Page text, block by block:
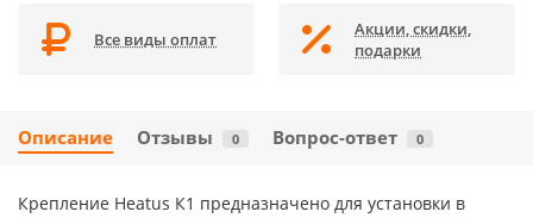
Все виды оплат
Акции, скидки,
подарки
Описание Отзывы 0 Вопрос-ответ 0
Крепление Heatus К1 предназначено для установки в